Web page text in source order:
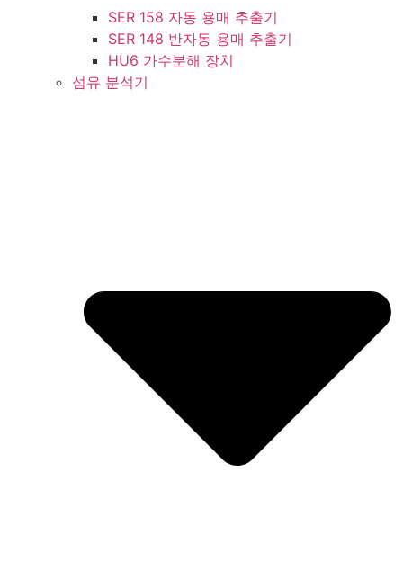
SER 158 자동 용매 추출기
SER 148 반자동 용매 추출기
HU6 가수분해 장치
섬유 분석기